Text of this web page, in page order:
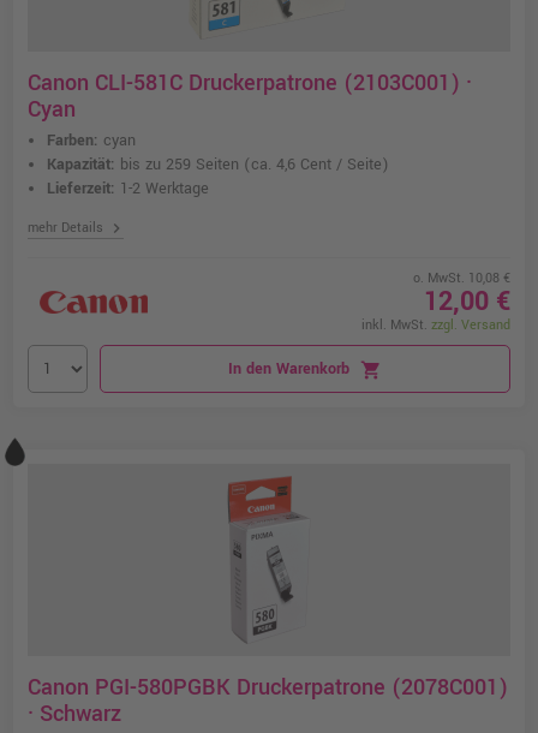
Canon CLI-581C Druckerpatrone (2103C001) ·
Cyan
Farben: cyan
Kapazität: bis zu 259 Seiten (ca. 4,6 Cent / Seite)
Lieferzeit: 1-2 Werktage
mehr Details chevron_right
o. MwSt. 10,08 €
12,00 €
inkl. MwSt. zzgl. Versand
In den Warenkorb shopping_cart
Canon PGI-580PGBK Druckerpatrone (2078C001)
· Schwarz